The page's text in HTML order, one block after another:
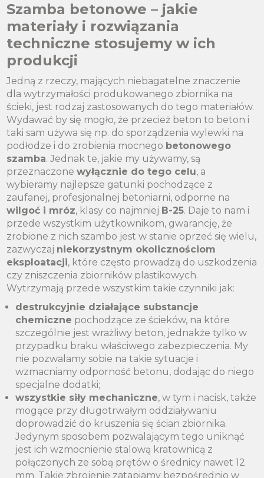
Szamba betonowe – jakie
materiały i rozwiązania
techniczne stosujemy w ich
produkcji
Jedną z rzeczy, mających niebagatelne znaczenie
dla wytrzymałości produkowanego zbiornika na
ścieki, jest rodzaj zastosowanych do tego materiałów.
Wydawać by się mogło, że przecież beton to beton i
taki sam używa się np. do sporządzenia wylewki na
podłodze i do zrobienia mocnego betonowego
szamba. Jednak te, jakie my używamy, są
przeznaczonewyłącznie do tego celu, a
wybieramy najlepsze gatunki pochodzące z
zaufanej, profesjonalnej betoniarni, odporne na
wilgoć i mróz, klasy co najmniej B-25. Daje to nam i
przede wszystkim użytkownikom, gwarancję, że
zrobione z nich szambo jest w stanie oprzeć się wielu,
zazwyczaj niekorzystnym okolicznościom
eksploatacji, które często prowadzą do uszkodzenia
czy zniszczenia zbiorników plastikowych.
Wytrzymają przede wszystkim takie czynniki jak:
destrukcyjnie działające substancje
chemiczne pochodzące ze ścieków, na które
szczególnie jest wrażliwy beton, jednakże tylko w
przypadku braku właściwego zabezpieczenia. My
nie pozwalamy sobie na takie sytuacje i
wzmacniamy odporność betonu, dodając do niego
specjalne dodatki;
wszystkie siły mechaniczne, w tym i nacisk, także
mogące przy długotrwałym oddziaływaniu
doprowadzić do kruszenia się ścian zbiornika.
Jedynym sposobem pozwalającym tego uniknąć
jest ich wzmocnienie stalową kratownicą z
połączonych ze sobą prętów o średnicy nawet 12
mm. Takie zbrojenie zatapiamy bezpośrednio w